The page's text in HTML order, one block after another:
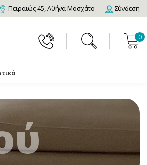
Πειραιώς 45, Αθήνα Μοσχάτο Σύνδεση
0